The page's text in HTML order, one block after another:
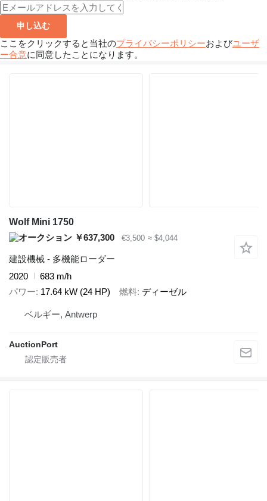
申し込む
ここをクリックすると当社のプライバシーポリシーおよびユーザ
ー合意に同意したことになります。
Wolf Mini 1750
￥637,300
€3,500 ≈ $4,044
建設機械 - 多機能ローダー
2020
683 m/h
パワー 17.64 kW (24 HP) 燃料 ディーゼル
ベルギー, Antwerp
AuctionPort